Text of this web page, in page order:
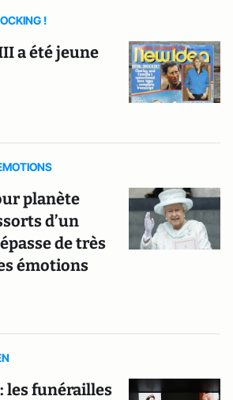
!
a été jeune
planète
d’un
de très
émotions
les funérailles